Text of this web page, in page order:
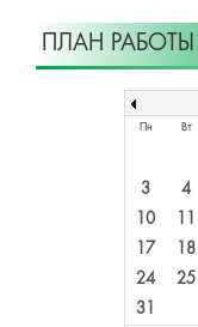
ПЛАН РАБОТЫ
Пн Вт
3
4
10
11
17
18
24
25
31